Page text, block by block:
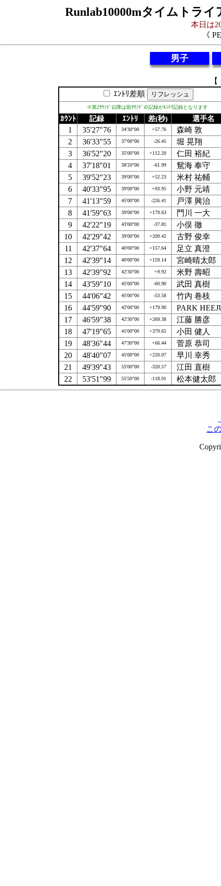
Runlab10000mタイムトラ
本日は
《
男子
ｴﾝﾄﾘ差順
※第2ﾗｳﾝﾄﾞ以降は前ﾗｳﾝﾄﾞの記録がｴﾝﾄﾘ記録となります
ｶｳﾝﾄ 記録 ｴﾝﾄﾘ 差(秒) 選手名
1 35'27"76 34'30"00 +57.76
森崎 敦
2
36'33"55 37'00"00 -26.45
堀 晃翔
3
36'52"20 35'00"00 +112.20
仁田 裕紀
4
37'18"01 38'20"00 -61.99
鴛海 奉守
5
39'52"23 39'00"00 +52.23
米村 祐輔
6
40'33"95 39'00"00 +93.95
小野 元靖
7
41'13"59 45'00"00 -226.41
戸澤 興治
8
41'59"63 39'00"00 +179.63
門川 一大
9
42'22"19 43'00"00 -37.81
小俣 徹
10
42'29"42 39'00"00 +209.42
古野 俊幸
11
42'37"64 40'00"00 +157.64
足立 真澄
12
42'39"14 40'00"00 +159.14
宮崎晴太郎
13
42'39"92 42'30"00 +9.92
米野 壽昭
14
43'59"10 45'00"00 -60.90
武田 真樹
15
44'06"42 45'00"00 -53.58
竹内 卷枝
16
44'59"90 42'00"00 +179.90
PARK
17
46'59"38 42'30"00 +269.38
江藤 勝彦
18
47'19"65 41'00"00 +379.65
小田 健人
19
48'36"44 47'30"00 +66.44
菅原 恭司
20
48'40"07 45'00"00 +220.07
早川 幸秀
21
49'39"43 55'00"00 -320.57
江田 直樹
22
53'51"99 55'50"00 -118.01 松本健太郎
こ